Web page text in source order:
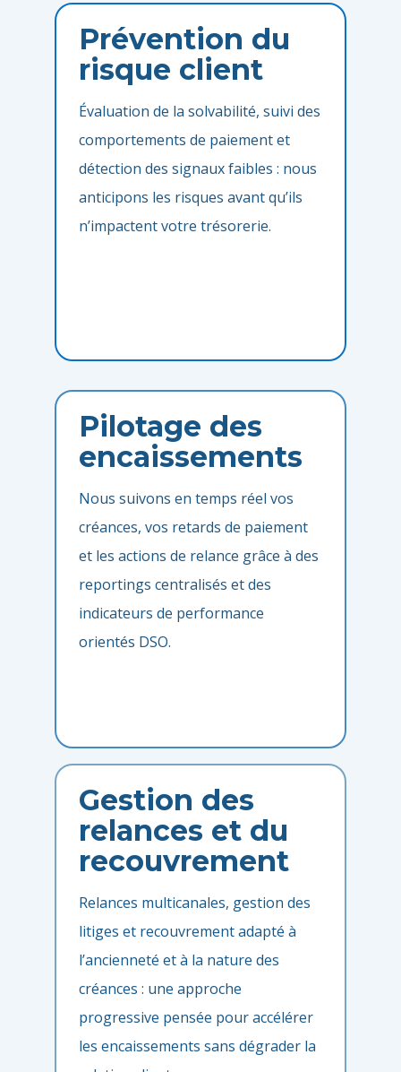
Prévention du
risque client
Évaluation de la solvabilité, suivi des
comportements de paiement et
détection des signaux faibles : nous
anticipons les risques avant qu’ils
n’impactent votre trésorerie.
Pilotage des
encaissements
Nous suivons en temps réel vos
créances, vos retards de paiement
et les actions de relance grâce à des
reportings centralisés et des
indicateurs de performance
orientés DSO.
Gestion des
relances et du
recouvrement
Relances multicanales, gestion des
litiges et recouvrement adapté à
l’ancienneté et à la nature des
créances : une approche
progressive pensée pour accélérer
les encaissements sans dégrader la